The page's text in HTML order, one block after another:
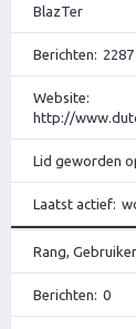
BlazTer
Berichten 2287
Website
http://
Lid geworden
Laatst actief
Rang,
Berichten 0